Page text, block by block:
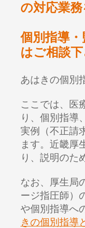
の対応業務
個別指導
はご相談下
あはきの個別
ここでは、医
り、個別指導
実例（不正請
ます。近畿厚
り、説明のた
なお、厚生局
ージ指圧師）
や個別指導へ
きの個別指導